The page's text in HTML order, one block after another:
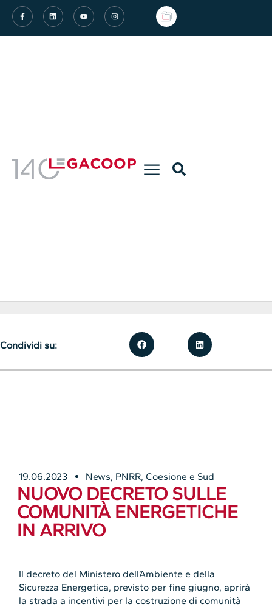
19.06.2023 News, PNRR, Coesione e Sud
NUOVO DECRETO SULLE
COMUNITÀ ENERGETICHE
IN ARRIVO
Il decreto del Ministero dell’Ambiente e della
Sicurezza Energetica, previsto per fine giugno, aprirà
la strada a incentivi per la costruzione di comunità
Condividi su: